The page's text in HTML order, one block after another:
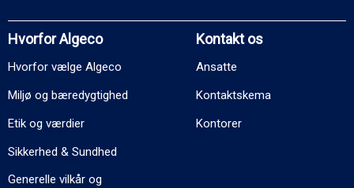
Hvorfor Algeco
Hvorfor vælge Algeco
Miljø og bæredygtighed
Etik og værdier
Sikkerhed & Sundhed
Generelle vilkår og
Kontakt os
Ansatte
Kontaktskema
Kontorer